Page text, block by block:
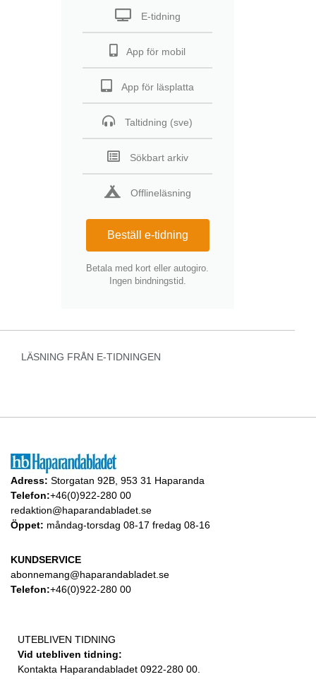
E-tidning
App för mobil
App för läsplatta
Taltidning (sve)
Sökbart arkiv
Offlineläsning
Beställ e-tidning
Betala med kort eller autogiro.
Ingen bindningstid.
LÄSNING FRÅN E-TIDNINGEN
Adress: Storgatan 92B, 953 31 Haparanda
Telefon:+46(0)922-280 00
redaktion@haparandabladet.se
Öppet: måndag-torsdag 08-17 fredag 08-16
KUNDSERVICE
abonnemang@haparandabladet.se
Telefon:+46(0)922-280 00
UTEBLIVEN TIDNING
Vid utebliven tidning:
Kontakta Haparandabladet 0922-280 00.